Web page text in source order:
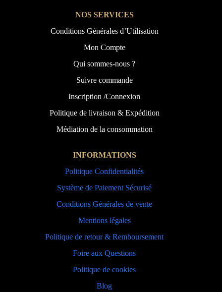
NOS SERVICES
Conditions Générales d’Utilisation
Mon Compte
Qui sommes-nous ?
Suivre commande
Inscription /Connexion
Politique de livraison & Expédition
Médiation de la consommation
INFORMATIONS
Politique Confidentialités
Système de Paiement Sécurisé
Conditions Générales de vente
Mentions légales
Politique de retour & Remboursement
Foire aux Questions
Politique de cookies
Blog